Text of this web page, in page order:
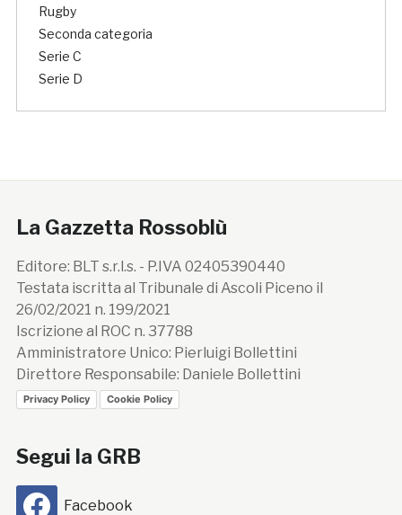
Rugby
Seconda categoria
Serie C
Serie D
La Gazzetta Rossoblù
Editore: BLT s.r.l.s. - P.IVA 02405390440
Testata iscritta al Tribunale di Ascoli Piceno il
26/02/2021 n. 199/2021
Iscrizione al ROC n. 37788
Amministratore Unico: Pierluigi Bollettini
Direttore Responsabile: Daniele Bollettini
Privacy Policy Cookie Policy
Segui la GRB
Facebook